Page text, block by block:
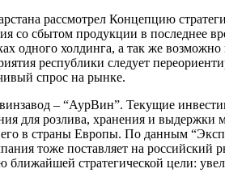
рассмотрел Концепцию
со сбытом продукции в последнее
одного холдинга, а так же
республики следует
спрос на рынке.
– “АурВин”. Текущие
для розлива, хранения и выдержки
его в страны Европы. По данным
тоже поставляет на
стратегической цели: